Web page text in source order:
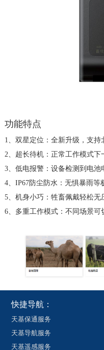
功能特点
1、双星定位：全新升级，支
2、超长待机：正常工作模式
3、低电报警：设备检测到电池
4、IP67防尘防水：无惧暴雨等
5、机身小巧：牲畜佩戴轻松无
6、多重工作模式：不同场景
快捷导航：
天基保通服务
天基导航服务
天基遥感服务